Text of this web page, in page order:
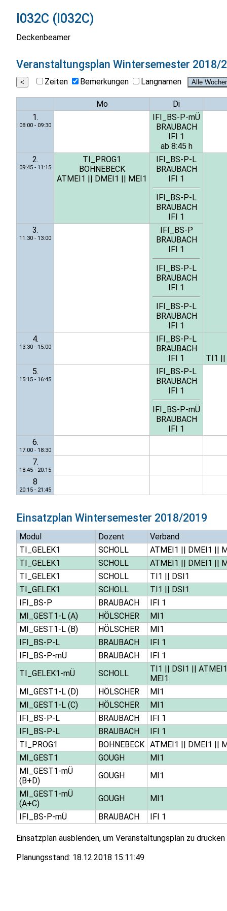
I032C (I032C)
Deckenbeamer
Veranstaltungsplan Wintersemester 2018/
Zeiten Bemerkungen Langnamen
Mo
Di
1.
08:00 - 09:30
IFI_BS-P-mÜ
BRAUBACH
IFI 1
ab 8:45 h
2.
09:45 - 11:15
TI_PROG1
BOHNEBECK
ATMEI1 || DMEI1 || MEI1
IFI_BS-P-L
BRAUBACH
IFI 1
IFI_BS-P-L
BRAUBACH
IFI 1
3.
11:30 - 13:00
IFI_BS-P
BRAUBACH
IFI 1
IFI_BS-P-L
BRAUBACH
IFI 1
IFI_BS-P-L
BRAUBACH
IFI 1
4.
13:30 - 15:00
IFI_BS-P-L
BRAUBACH
IFI 1
TI1 ||
5.
15:15 - 16:45
IFI_BS-P-L
BRAUBACH
IFI 1
IFI_BS-P-mÜ
BRAUBACH
IFI 1
6.
17:00 - 18:30
7.
18:45 - 20:15
8
20:15 - 21:45
Einsatzplan Wintersemester 2018/2019
Modul Dozent
Verband
TI_GELEK1
SCHOLL ATMEI1 || DMEI1 ||
TI_GELEK1
SCHOLL ATMEI1 || DMEI1 ||
TI_GELEK1
SCHOLL TI1 || DSI1
TI_GELEK1
SCHOLL TI1 || DSI1
IFI_BS-P
BRAUBACH
IFI 1
MI_GEST1-L (A)
HÖLSCHER
MI1
MI_GEST1-L (B)
HÖLSCHER
MI1
IFI_BS-P-L
BRAUBACH
IFI 1
IFI_BS-P-mÜ
BRAUBACH
IFI 1
TI_GELEK1-mÜ
SCHOLL TI1 || DSI1 || ATMEI1
MEI1
MI_GEST1-L (D)
HÖLSCHER
MI1
MI_GEST1-L (C)
HÖLSCHER
MI1
IFI_BS-P-L
BRAUBACH
IFI 1
IFI_BS-P-L
BRAUBACH
IFI 1
TI_PROG1
BOHNEBECK ATMEI1 || DMEI1 ||
MI_GEST1
GOUGH
MI1
MI_GEST1-mÜ
(B+D)
GOUGH
MI1
MI_GEST1-mÜ
(A+C)
GOUGH
MI1
IFI_BS-P-mÜ
BRAUBACH IFI 1
Einsatzplan ausblenden, um Veranstaltungsplan zu drucken
Planungsstand: 18.12.2018 15:11:49